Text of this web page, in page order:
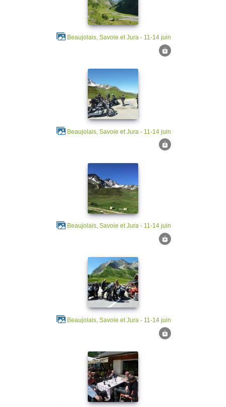
Beaujolais, Savoie et Jura - 11-14 juin
Beaujolais, Savoie et Jura - 11-14 juin
Beaujolais, Savoie et Jura - 11-14 juin
Beaujolais, Savoie et Jura - 11-14 juin